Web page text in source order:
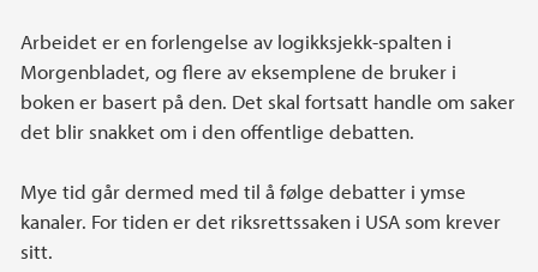
Arbeidet er en forlengelse av logikksjekk-spalten i
Morgenbladet, og flere av eksemplene de bruker i
boken er basert på den. Det skal fortsatt handle om saker
det blir snakket om i den offentlige debatten.
Mye tid går dermed med til å følge debatter i ymse
kanaler. For tiden er det riksrettssaken i USA som krever
sitt.